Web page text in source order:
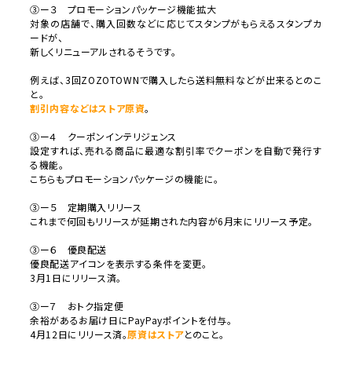
③ー３ プロモーションパッケージ機能拡大
対象の店舗で、購入回数などに応じてスタンプがもらえるスタンプカ
ードが、
新しくリニューアルされるそうです。
例えば、3回ZOZOTOWNで購入したら送料無料などが出来るとのこ
と。
割引内容などはストア原資。
③ー４ クーポンインテリジェンス
設定すれば、売れる商品に最適な割引率でクーポンを自動で発行す
る機能。
こちらもプロモーションパッケージの機能に。
③ー５ 定期購入リリース
これまで何回もリリースが延期された内容が6月末にリリース予定。
③ー６ 優良配送
優良配送アイコンを表示する条件を変更。
3月1日にリリース済。
③ー７ おトク指定便
余裕があるお届け日にPayPayポイントを付与。
4月12日にリリース済。原資はストアとのこと。